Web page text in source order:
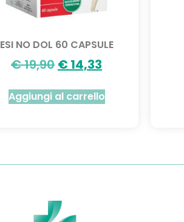
ESI NO DOL 60 CAPSULE
€19,90 €14,33
Aggiungi al carrello